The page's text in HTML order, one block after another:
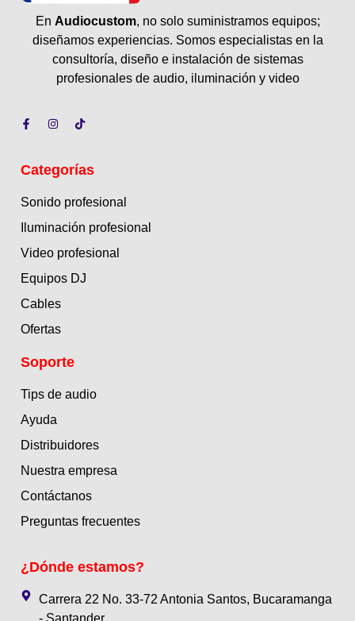
En Audiocustom, no solo suministramos equipos;
diseñamos experiencias. Somos especialistas en la
consultoría, diseño e instalación de sistemas
profesionales de audio, iluminación y video
Categorías
Sonido profesional
Iluminación profesional
Video profesional
Equipos DJ
Cables
Ofertas
Soporte
Tips de audio
Ayuda
Distribuidores
Nuestra empresa
Contáctanos
Preguntas frecuentes
¿Dónde estamos?
Carrera 22 No. 33-72 Antonia Santos, Bucaramanga